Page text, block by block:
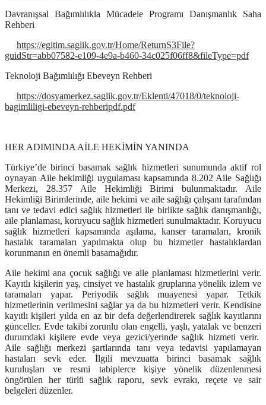
Davranışsal Bağımlılıkla Mücadele Programı Danışmanlık Saha
Rehberi
https://egitim.saglik.gov.tr/Home/ReturnS3File?
guidStr=abb07582-e109-4e9a-b460-34c025f06ff8&fileType=pdf
Teknoloji Bağımlılığı Ebeveyn Rehberi
https://dosyamerkez.saglik.gov.tr/Eklenti/47018/0/teknoloji-
bagimliligi-ebeveyn-rehberipdf.pdf
HER ADIMINDA AİLE HEKİMİN YANINDA
Türkiye’de birinci basamak sağlık hizmetleri sunumunda aktif rol
oynayan Aile hekimliği uygulaması kapsamında 8.202 Aile Sağlığı
Merkezi, 28.357 Aile Hekimliği Birimi bulunmaktadır. Aile
Hekimliği Birimlerinde, aile hekimi ve aile sağlığı çalışanı tarafından
tanı ve tedavi edici sağlık hizmetleri ile birlikte sağlık danışmanlığı,
aile planlaması, koruyucu sağlık hizmetleri sunulmaktadır. Koruyucu
sağlık hizmetleri kapsamında aşılama, kanser taramaları, kronik
hastalık taramaları yapılmakta olup bu hizmetler hastalıklardan
korunmanın en önemli basamağıdır.
Aile hekimi ana çocuk sağlığı ve aile planlaması hizmetlerini verir.
Kayıtlı kişilerin yaş, cinsiyet ve hastalık gruplarına yönelik izlem ve
taramaları yapar. Periyodik sağlık muayenesi yapar. Tetkik
hizmetlerinin verilmesini sağlar ya da bu hizmetleri verir. Kendisine
kayıtlı kişileri yılda en az bir defa değerlendirerek sağlık kayıtlarını
günceller. Evde takibi zorunlu olan engelli, yaşlı, yatalak ve benzeri
durumdaki kişilere evde veya gezici/yerinde sağlık hizmeti verir.
Aile sağlığı merkezi şartlarında tanı veya tedavisi yapılamayan
hastaları sevk eder. İlgili mevzuatta birinci basamak sağlık
kuruluşları ve resmi tabiplerce kişiye yönelik düzenlenmesi
öngörülen her türlü sağlık raporu, sevk evrakı, reçete ve sair
belgeleri düzenler.